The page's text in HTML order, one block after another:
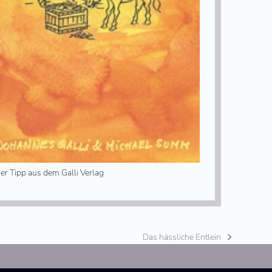
Tipp aus dem Galli Verlag
Nächster
Das hässliche Entlein